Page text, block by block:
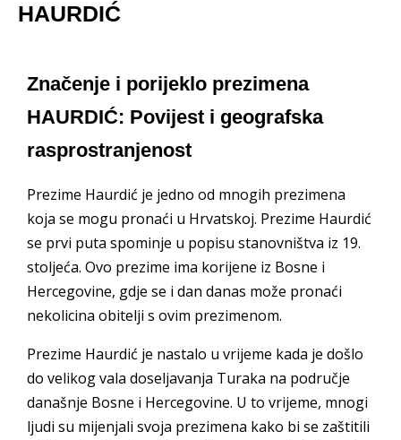
HAURDIĆ
Značenje i porijeklo prezimena
HAURDIĆ: Povijest i geografska
rasprostranjenost
Prezime Haurdić je jedno od mnogih prezimena
koja se mogu pronaći u Hrvatskoj. Prezime Haurdić
se prvi puta spominje u popisu stanovništva iz 19.
stoljeća. Ovo prezime ima korijene iz Bosne i
Hercegovine, gdje se i dan danas može pronaći
nekolicina obitelji s ovim prezimenom.
Prezime Haurdić je nastalo u vrijeme kada je došlo
do velikog vala doseljavanja Turaka na područje
današnje Bosne i Hercegovine. U to vrijeme, mnogi
ljudi su mijenjali svoja prezimena kako bi se zaštitili